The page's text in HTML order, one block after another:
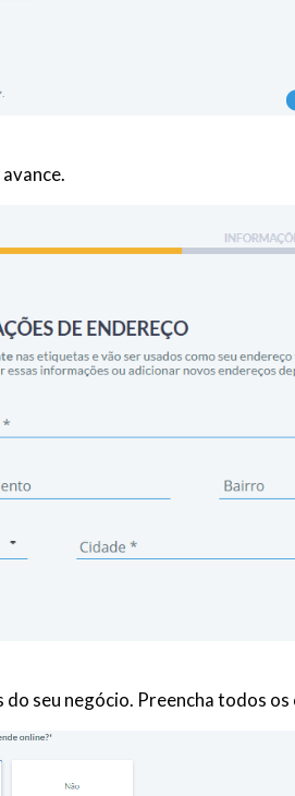
seu negócio. Preencha todos os